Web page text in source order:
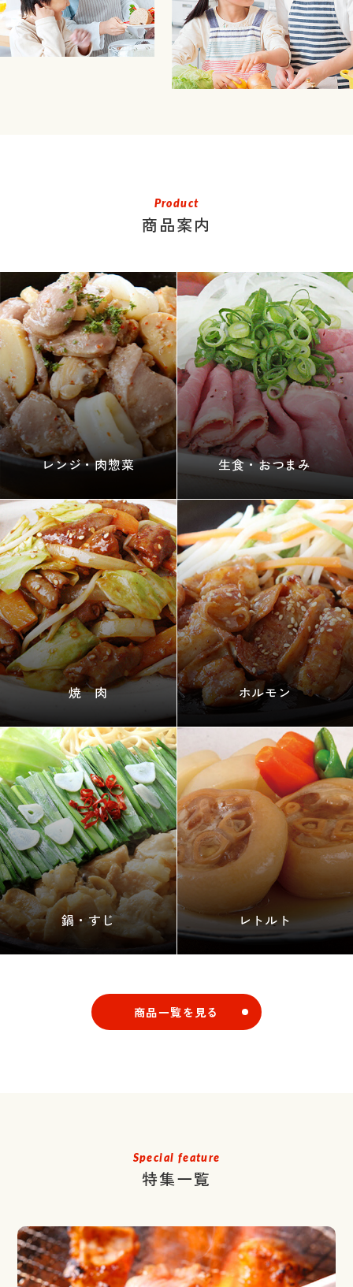
Product
商品案内
レンジ・肉惣菜 生食・おつまみ
焼 肉 ホルモン
鍋・すじ レトルト
商品一覧を見る
Special feature
特集一覧